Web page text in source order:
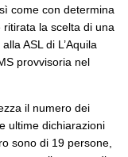
come con determina
ritirata la scelta di una
ASL di L’Aquila
provvisoria nel
il numero dei
ultime dichiarazioni
sono di 19 persone,